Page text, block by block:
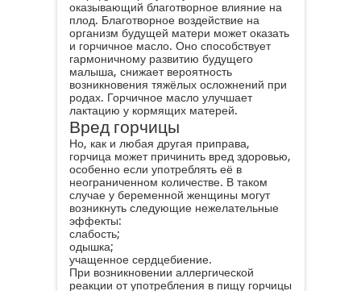
оказывающий благотворное влияние на
плод. Благотворное воздействие на
организм будущей матери может оказать
и горчичное масло. Оно способствует
гармоничному развитию будущего
малыша, снижает вероятность
возникновения тяжёлых осложнений при
родах. Горчичное масло улучшает
лактацию у кормящих матерей.
Вред горчицы
Но, как и любая другая приправа,
горчица может причинить вред здоровью,
особенно если употреблять её в
неограниченном количестве. В таком
случае у беременной женщины могут
возникнуть следующие нежелательные
эффекты:
слабость;
одышка;
учащенное сердцебиение.
При возникновении аллергической
реакции от употребления в пищу горчицы